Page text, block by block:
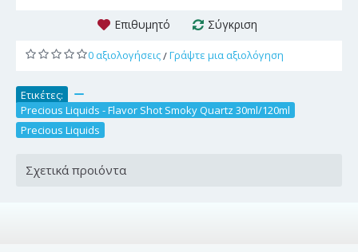
Επιθυμητό Σύγκριση
0 αξιολογήσεις/Γράψτε μια αξιολόγηση
Ετικέτες:
Precious Liquids - Flavor Shot Smoky Quartz 30ml/120ml
Precious Liquids
Σχετικά προιόντα